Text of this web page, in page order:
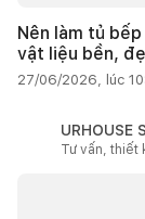
Nên làm tủ
vật liệu bền,
27/06/2026, lúc
URHOUSE
Tư vấn, thiết